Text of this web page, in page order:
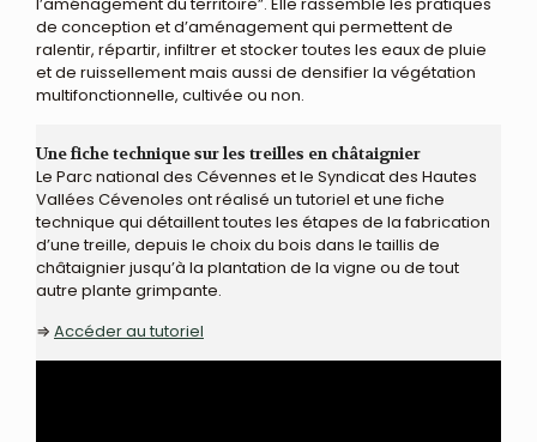
l’aménagement du territoire”. Elle rassemble les pratiques
de conception et d’aménagement qui permettent de
ralentir, répartir, infiltrer et stocker toutes les eaux de pluie
et de ruissellement mais aussi de densifier la végétation
multifonctionnelle, cultivée ou non.
Une fiche technique sur les treilles en châtaignier
Le Parc national des Cévennes et le Syndicat des Hautes
Vallées Cévenoles ont réalisé un tutoriel et une fiche
technique qui détaillent toutes les étapes de la fabrication
d’une treille, depuis le choix du bois dans le taillis de
châtaignier jusqu’à la plantation de la vigne ou de tout
autre plante grimpante.
⇒ Accéder au tutoriel